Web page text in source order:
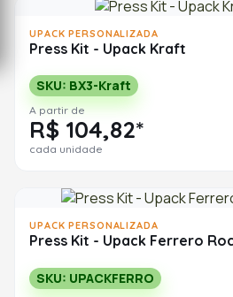
UPACK PERSONALIZADA
Press Kit - Upack Kraft
SKU: BX3-Kraft
A partir de
R$ 104,82*
cada unidade
UPACK PERSONALIZADA
Press Kit - Upack Ferrero
SKU: UPACKFERRO